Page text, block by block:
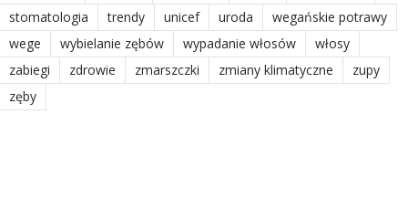
stomatologia
trendy unicef uroda
wegańskie potrawy
wege
wybielanie zębów wypadanie włosów
włosy
zabiegi
zdrowie zmarszczki zmiany klimatyczne
zupy
zęby